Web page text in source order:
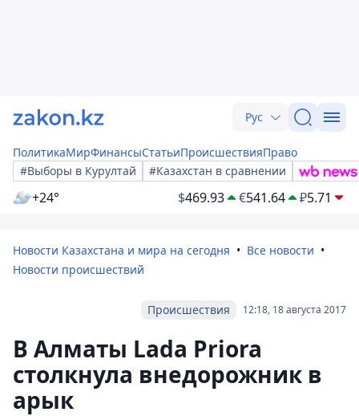
Рус
ПолитикаМирФинансыСтатьиПроисшествияПраво
#Выборы в Курултай
#Казахстан в сравнении
+24° $469.93 €541.64 ₽5.71
Новости Казахстана и мира на сегодня
Все новости
Новости происшествий
12:18, 18 августа 2017
Происшествия
В Алматы Lada Priora
столкнула внедорожник в
арык